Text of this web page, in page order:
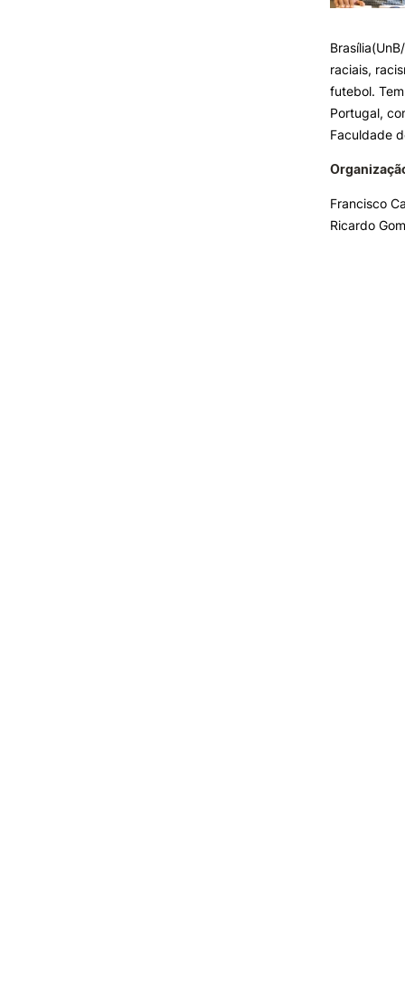
raciais,
futebol.
Portugal,
Faculdade
Francisco
Ricardo